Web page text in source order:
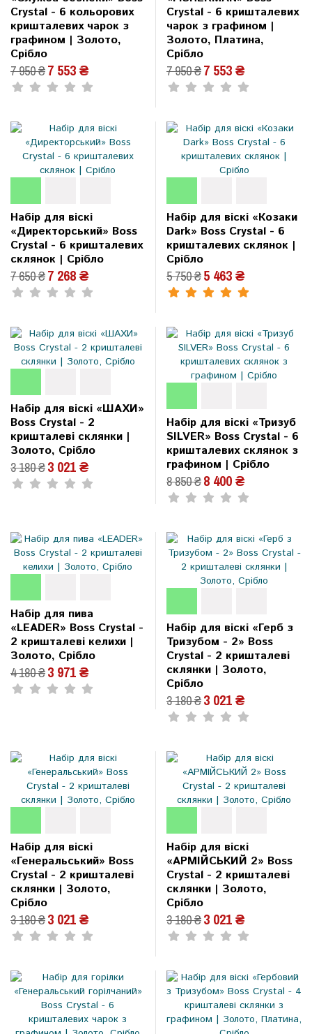
Crystal - 6 кольорових
кришталевих чарок з
графином | Золото,
Срібло
7 950 ₴7 553 ₴
Crystal - 6 кришталевих
чарок з графином |
Золото, Платина,
Срібло
7 950 ₴7 553 ₴
Набір для віскі
«Директорський» Boss
Crystal - 6 кришталевих
склянок | Срібло
7 650 ₴7 268 ₴
Набір для віскі «Козаки
Dark» Boss Crystal - 6
кришталевих склянок |
Срібло
5 750 ₴5 463 ₴
Набір для віскі «ШАХИ»
Boss Crystal - 2
кришталеві склянки |
Золото, Срібло
3 180 ₴3 021 ₴
Набір для віскі «Тризуб
SILVER» Boss Crystal - 6
кришталевих склянок з
графином | Срібло
8 850 ₴8 400 ₴
Набір для пива
«LEADER» Boss Crystal -
2 кришталеві келихи |
Золото, Срібло
4 180 ₴3 971 ₴
Набір для віскі «Герб з
Тризубом - 2» Boss
Crystal - 2 кришталеві
склянки | Золото,
Срібло
3 180 ₴3 021 ₴
Набір для віскі
«Генеральський» Boss
Crystal - 2 кришталеві
склянки | Золото,
Срібло
3 180 ₴3 021 ₴
Набір для віскі
«АРМІЙСЬКИЙ 2» Boss
Crystal - 2 кришталеві
склянки | Золото,
Срібло
3 180 ₴3 021 ₴